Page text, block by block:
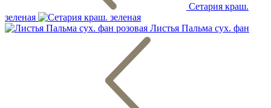
Сетария краш.
зеленая
Листья Пальма сух. фан